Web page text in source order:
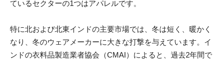
ているセクターの1つはアパレルです。
特に北および北東インドの主要市場では、冬は短く、暖かく
なり、冬のウェアメーカーに大きな打撃を与えています。イ
ンドの衣料品製造業者協会（CMAI）によると、過去2年間で